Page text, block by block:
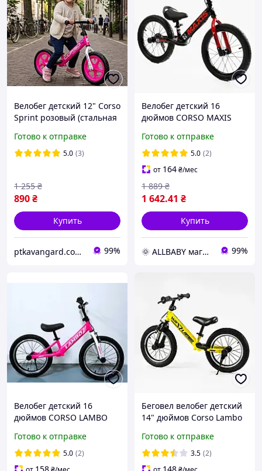
Велобег детский 12" Corso
Sprint розовый (стальная
SQ-31821
Готово к отправке
5.0 (3)
890₴
1 255 ₴
Купить
ptkavangard.com.ua 99%
Велобег детский 16
дюймов CORSO MAXIS
тормоз, подножка,
звонок, беговел
Готово к отправке
5.0 (2)
от 164₴/мес
1 642.41 ₴
1 889 ₴
Купить
🌞 ALLBABY магазин товаров для детей 99%
Велобег детский 16
дюймов CORSO LAMBO
ручным тормозом,
подножкой, звонком,
Беговел
Готово к отправке
5.0 (2)
Беговел велобег детский
14" дюймов Corso Lambo
ручным тормозом,
надувными колесами
Готово к отправке
3.5 (2)